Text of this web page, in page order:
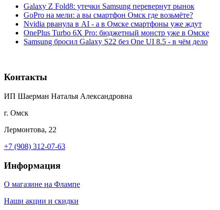
Galaxy Z Fold8: утечки Samsung перевернут рынок
GoPro на мели: а вы смартфон Омск где возьмёте?
Nvidia рванула в AI - а в Омске смартфоны уже ждут
OnePlus Turbo 6X Pro: бюджетный монстр уже в Омске
Samsung бросил Galaxy S22 без One UI 8.5 - в чём дело
Контакты
ИП Шаерман Наталья Александровна
г. Омск
Лермонтова, 22
+7 (908) 312-07-63
Информация
О магазине на Флампе
Наши акции и скидки